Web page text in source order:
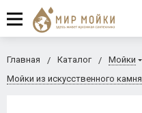
Главная Каталог
Мойки
Мойки из искусственного камня